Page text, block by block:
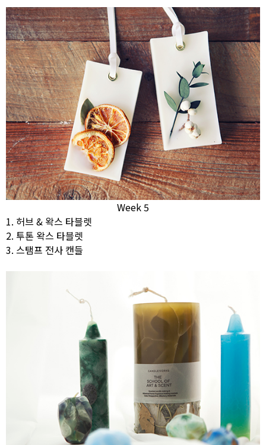
Week 5
1. 허브 & 왁스 타블렛
2. 투톤 왁스 타블렛
3. 스탬프 전사 캔들